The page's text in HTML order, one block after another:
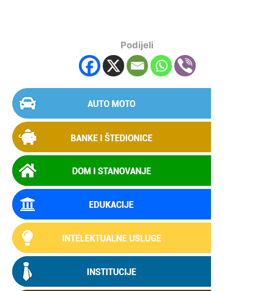
Podijeli